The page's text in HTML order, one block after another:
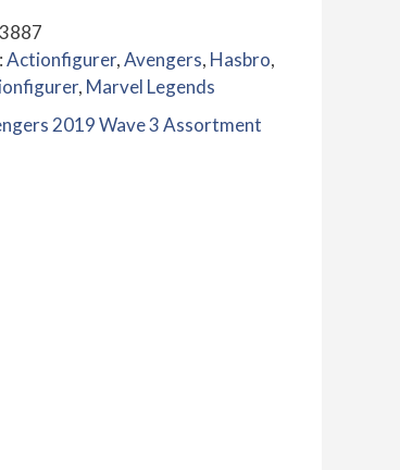
Actionfigurer,Avengers, Hasbro,
, Marvel Legends
2019 Wave 3 Assortment